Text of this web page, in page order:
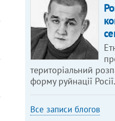
територіальний
форму руйнації Росії.
Все записи блогов